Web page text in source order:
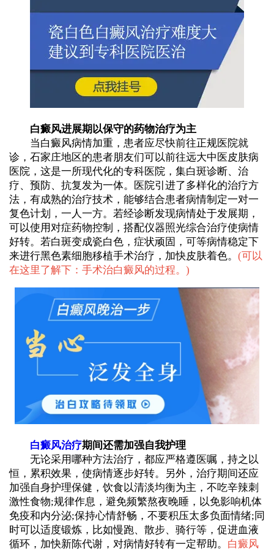
白癜风进展期以保守的药物治疗为主
当白癜风病情加重，患者应尽快前往正规医院就
诊，石家庄地区的患者朋友们可以前往远大中医皮肤病
医院，这是一所现代化的专科医院，集白斑诊断、治
疗、预防、抗复发为一体。医院引进了多样化的治疗方
法，有成熟的治疗技术，能够结合患者病情制定一对一
复色计划，一人一方。若经诊断发现病情处于发展期，
可以使用对症药物控制，搭配仪器照光综合治疗使病情
好转。若白斑变成瓷白色，症状顽固，可等病情稳定下
来进行黑色素细胞移植手术治疗，加快皮肤着色。 (可以
在这里了解下：手术治白癜风的过程。 )
白癜风治疗期间还需加强自我护理
无论采用哪种方法治疗，都应严格遵医嘱，持之以
恒，累积效果，使病情逐步好转。另外，治疗期间还应
加强自身护理保健，饮食以清淡均衡为主，不吃辛辣刺
激性食物;规律作息，避免频繁熬夜晚睡，以免影响机体
免疫和内分泌;保持心情舒畅，不要积压太多负面情绪;同
时可以适度锻炼，比如慢跑、散步、骑行等，促进血液
循环，加快新陈代谢，对病情好转有一定帮助。 白癜风